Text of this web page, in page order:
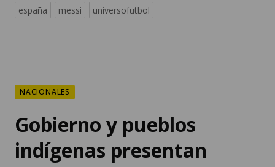
españa
messi universofutbol
NACIONALES
Gobierno y pueblos
indígenas presentan